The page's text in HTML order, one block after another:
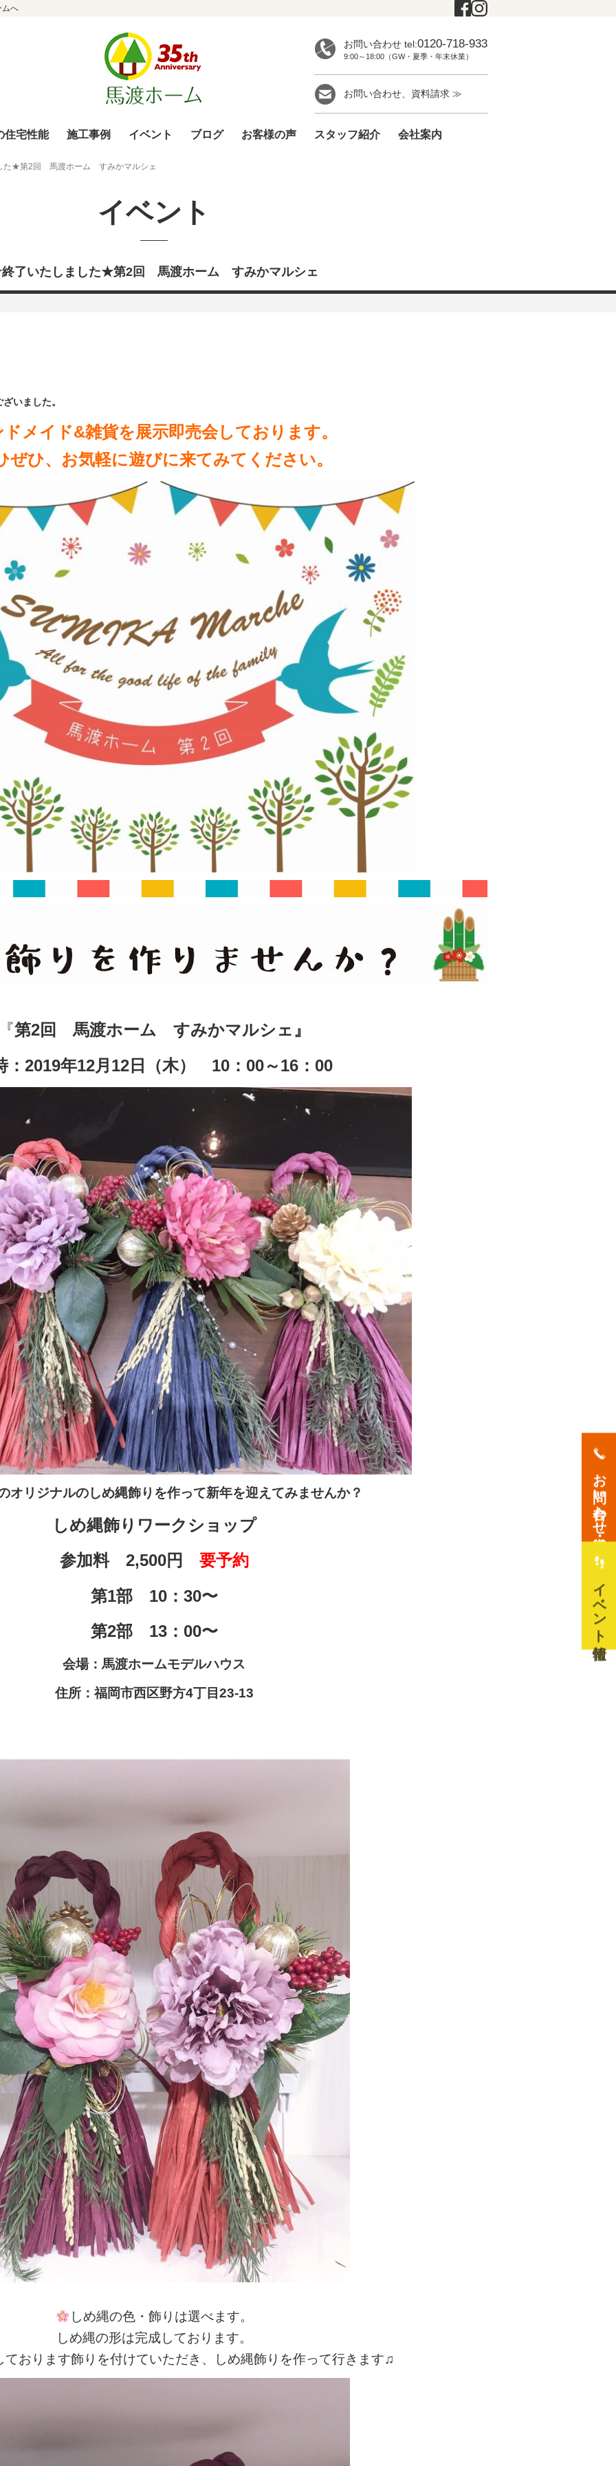
ムへ
住宅性能 施工事例 イベント ブログ お客様の声 スタッフ紹介 会社案内
お問い合わせ tel:0120-718-933
9:00～18:00（GW・夏季・年末休業）
お問い合わせ、資料請求 ≫
た★第2回 馬渡ホーム すみかマルシェ
イベント
了いたしました★第2回 馬渡ホーム すみかマルシェ
いました。
メイド&雑貨を展示即売会しております。
ぜひ、お気軽に遊びに来てみてください。
第2回 馬渡ホーム すみかマルシェ』
：2019年12月12日（木） 10：00～16：00
オリジナルのしめ縄飾りを作って新年を迎えてみませんか？
しめ縄飾りワークショップ
参加料 2,500円 要予約
第1部 10：30〜
第2部 13：00〜
会場：馬渡ホームモデルハウス
住所：福岡市西区野方4丁目23-13
しめ縄の色・飾りは選べます。
しめ縄の形は完成しております。
おります飾りを付けていただき、
しめ縄飾りを作って行きます♫
お問い合わせ・資料請求
イベント情報